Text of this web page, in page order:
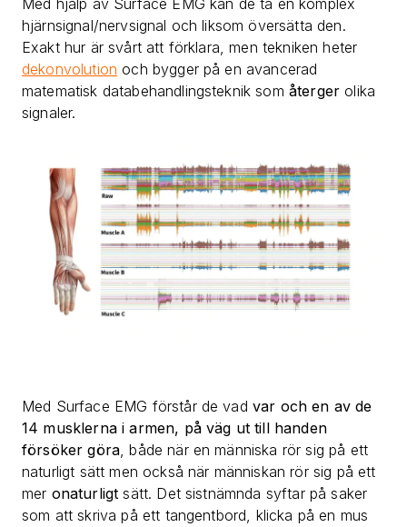
hjärnsignal/nervsignal och liksom översätta den.
Exakt hur är svårt att förklara, men tekniken heter
dekonvolution och bygger på en avancerad
matematisk databehandlingsteknik som återger olika
signaler.
Med Surface EMG förstår de vad var och en av de
14 musklerna i armen, på väg ut till handen
försöker göra , både när en människa rör sig på ett
naturligt sätt men också när människan rör sig på ett
mer onaturligt sätt. Det sistnämnda syftar på saker
som att skriva på ett tangentbord, klicka på en mus